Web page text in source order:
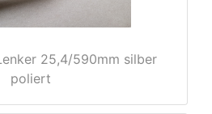
25,4/590mm silber
poliert